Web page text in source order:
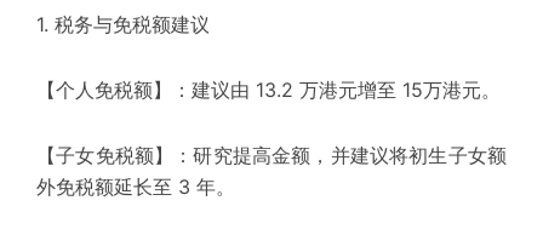
1. 税务与免税额建议
【个人免税额】：建议由 13.2 万港元增至 15万港元。
【子女免税额】：研究提高金额，并建议将初生子女额
外免税额延长至 3 年。